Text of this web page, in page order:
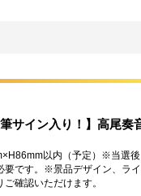
ボタンを選択の上でくじ引きを
）で引いた方は多連特典の対
いて
。
Wチャンス賞の期間終了後に
以降に通知します）
チャレンジには初回のみアン
筆サイン入り！】高尾奏
以内（予定）※当選
要です。※景品デザイン、ラ
確認いただけます。